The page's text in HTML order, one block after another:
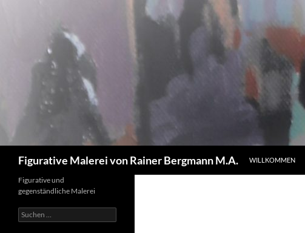
Figurative Malerei von Rainer Bergmann M.A. WILLKOMMEN
Figurative und
gegenständliche Malerei
Suchen
nach: